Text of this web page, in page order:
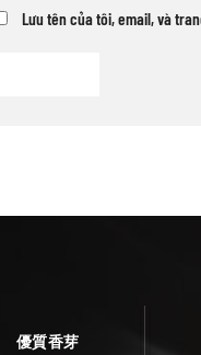
Lưu tên của tôi, email, và
優質香芽